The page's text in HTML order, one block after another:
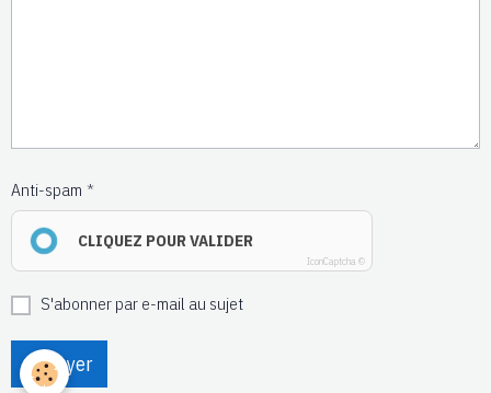
Anti-spam
CLIQUEZ POUR VALIDER
IconCaptcha ©
S'abonner par e-mail au sujet
Envoyer